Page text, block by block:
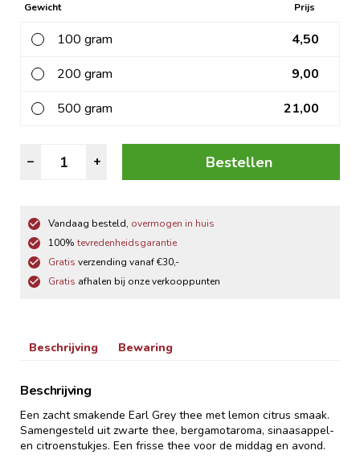
Gewicht Prijs
100 gram
200 gram
500 gram
4,50
9,00
21,00
–
Grey
+ Bestellen
Vandaag besteld, overmogen in huis
100% tevredenheidsgarantie
Gratis verzending vanaf €30,-
Gratis afhalen bij onze verkooppunten
Beschrijving Bewaring
Beschrijving
Een zacht smakende Earl Grey thee met lemon citrus smaak.
Samengesteld uit zwarte thee, bergamotaroma, sinaasappel-
en citroenstukjes. Een frisse thee voor de middag en avond.